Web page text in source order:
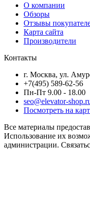
О компании
Обзоры
Отзывы
Карта сайта
Производители
Контакты
г. Москва, ул.
+7(495) 589-62-56
Пн-Пт 9.00 - 18.00
seo@elevator-
Посмотреть на
Все материалы
Использование их
администрации.